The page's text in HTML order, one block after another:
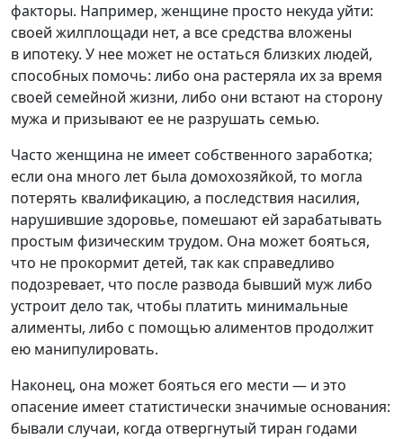
факторы. Например, женщине просто некуда уйти:
своей жилплощади нет, а все средства вложены
в ипотеку. У нее может не остаться близких людей,
способных помочь: либо она растеряла их за время
своей семейной жизни, либо они встают на сторону
мужа и призывают ее не разрушать семью.
Часто женщина не имеет собственного заработка;
если она много лет была домохозяйкой, то могла
потерять квалификацию, а последствия насилия,
нарушившие здоровье, помешают ей зарабатывать
простым физическим трудом. Она может бояться,
что не прокормит детей, так как справедливо
подозревает, что после развода бывший муж либо
устроит дело так, чтобы платить минимальные
алименты, либо с помощью алиментов продолжит
ею манипулировать.
Наконец, она может бояться его мести — и это
опасение имеет статистически значимые основания:
бывали случаи, когда отвергнутый тиран годами